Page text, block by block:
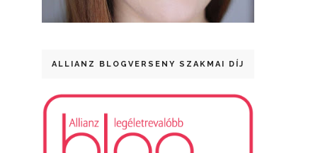
ALLIANZ BLOGVERSENY SZAKMAI DÍJ